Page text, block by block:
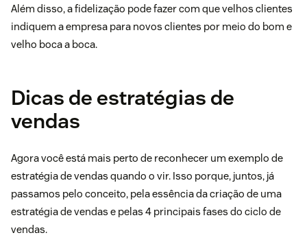
Além disso, a fidelização pode fazer com que velhos clientes
indiquem a empresa para novos clientes por meio do bom e
velho boca a boca.
Dicas de estratégias de
vendas
Agora você está mais perto de reconhecer um exemplo de
estratégia de vendas quando o vir. Isso porque, juntos, já
passamos pelo conceito, pela essência da criação de uma
estratégia de vendas e pelas 4 principais fases do ciclo de
vendas.